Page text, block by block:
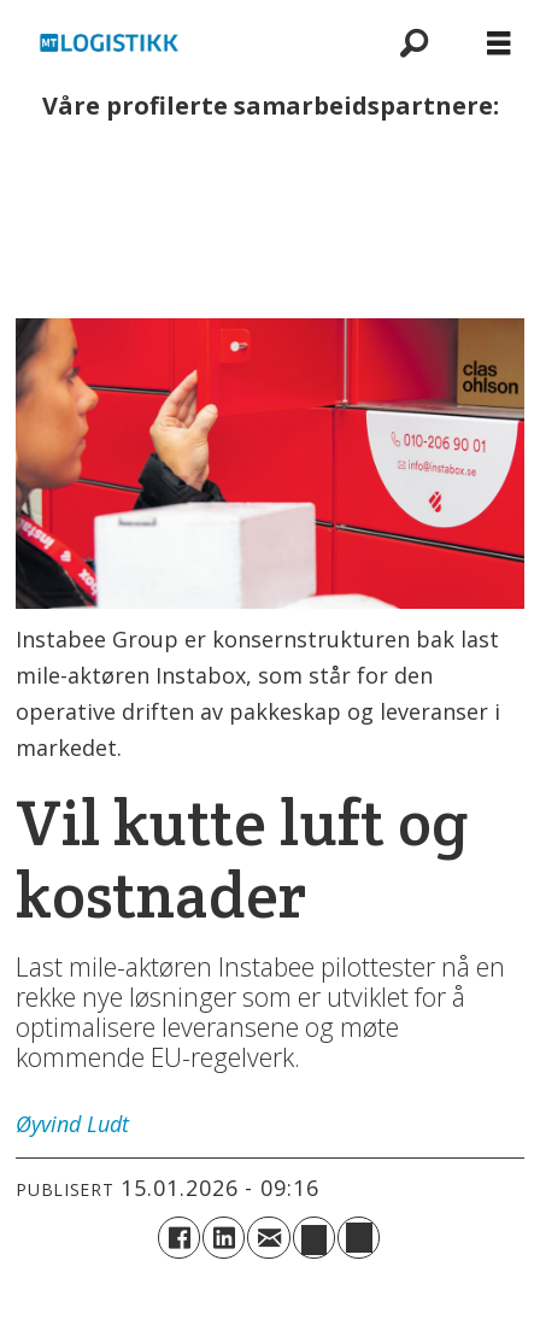
Våre profilerte samarbeidspartnere:
Instabee Group er konsernstrukturen bak last
mile-aktøren Instabox, som står for den
operative driften av pakkeskap og leveranser i
markedet.
Vil kutte luft og
kostnader
Last mile-aktøren Instabee pilottester nå en
rekke nye løsninger som er utviklet for å
optimalisere leveransene og møte
kommende EU-regelverk.
Øyvind Ludt
PUBLISERT 15.01.2026 - 09:16